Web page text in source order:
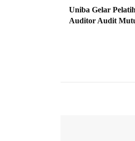
Uniba Gelar
Auditor Audit